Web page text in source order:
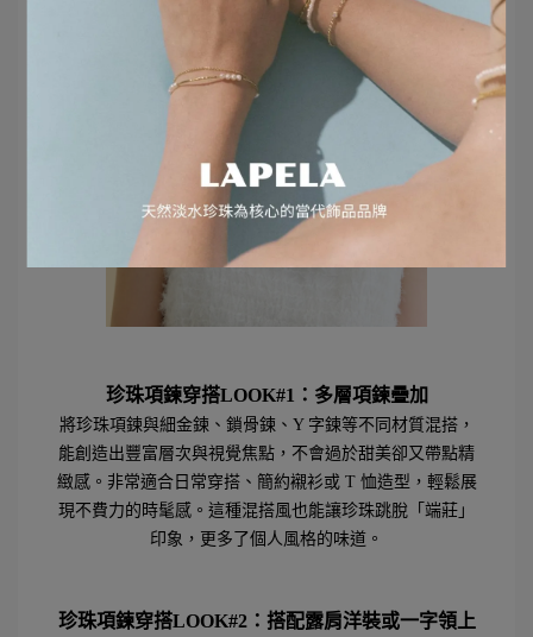
珍珠項鍊穿搭LOOK#1 ：多層項鍊疊加
將珍珠項鍊與細金鍊、鎖骨鍊、Y 字鍊等不同材質混搭，
能創造出豐富層次與視覺焦點，不會過於甜美卻又帶點精
緻感。非常適合日常穿搭、簡約襯衫或 T 恤造型，輕鬆展
現不費力的時髦感。這種混搭風也能讓珍珠跳脫「端莊」
印象，更多了個人風格的味道。
珍珠項鍊穿搭LOOK#2：搭配露肩洋裝或一字領上